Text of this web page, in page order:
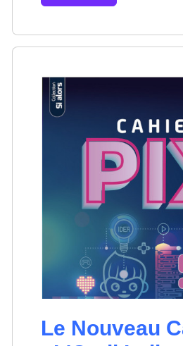
Le Nouveau